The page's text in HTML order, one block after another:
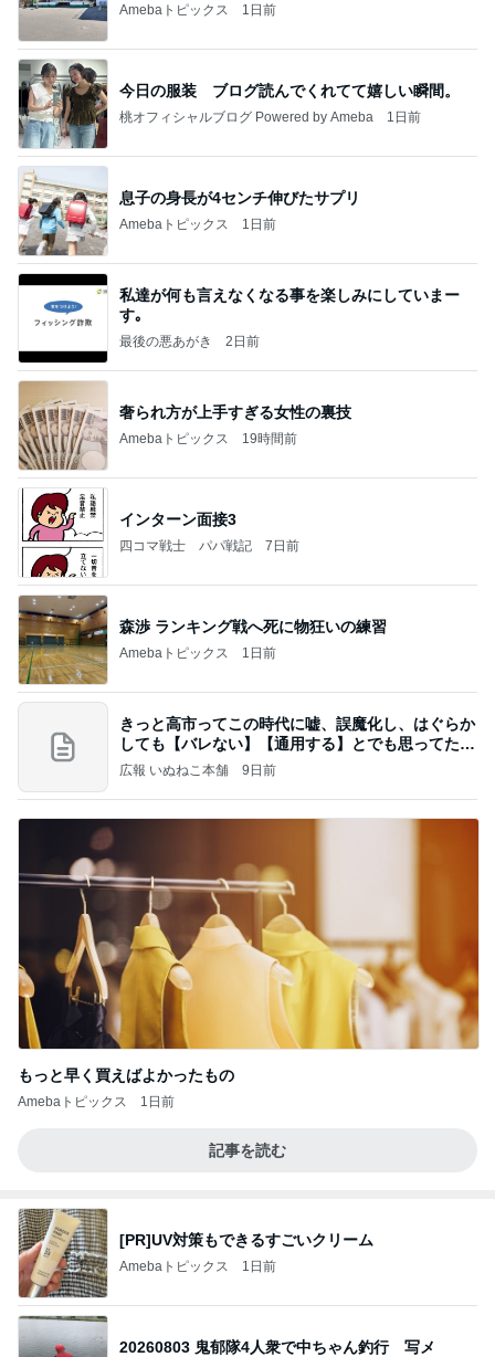
Amebaトピックス 1日前
今日の服装 ブログ読んでくれてて嬉しい瞬間。
桃オフィシャルブログ Powered by Ameba 1日前
息子の身長が4センチ伸びたサプリ
Amebaトピックス 1日前
私達が何も言えなくなる事を楽しみにしていまー
す｡
最後の悪あがき 2日前
奢られ方が上手すぎる女性の裏技
Amebaトピックス 19時間前
インターン面接3
四コマ戦士 パパ戦記 7日前
森渉 ランキング戦へ死に物狂いの練習
Amebaトピックス 1日前
きっと高市ってこの時代に嘘、誤魔化し、はぐらか
しても【バレない】【通用する】とでも思ってたん
だろ
広報 いぬねこ本舗 9日前
もっと早く買えばよかったもの
Amebaトピックス 1日前
記事を読む
[PR]UV対策もできるすごいクリーム
Amebaトピックス 1日前
20260803 鬼郁隊4人衆で中ちゃん釣行 写メ